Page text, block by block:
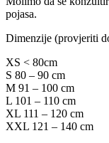
pojasa.
Dimenzije (provjeriti
XS < 80cm
S 80 – 90 cm
M 91 – 100 cm
L 101 – 110 cm
XL 111 – 120 cm
XXL 121 – 140 cm